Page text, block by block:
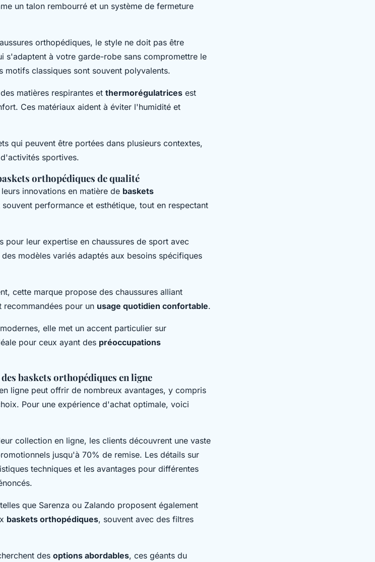
un talon rembourré et un système de fermeture
orthopédiques, le style ne doit pas être
s'adaptent à votre garde-robe sans compromettre le
motifs classiques sont souvent polyvalents.
matières respirantes et thermorégulatrices est
Ces matériaux aident à éviter l'humidité et
qui peuvent être portées dans plusieurs contextes,
sportives.
orthopédiques de qualité
innovations en matière de baskets
performance et esthétique, tout en respectant
pour leur expertise en chaussures de sport avec
modèles variés adaptés aux besoins spécifiques
cette marque propose des chaussures alliant
recommandées pour un usage quotidien confortable.
elle met un accent particulier sur
pour ceux ayant des préoccupations
baskets orthopédiques en ligne
ligne peut offrir de nombreux avantages, y compris
Pour une expérience d'achat optimale, voici
collection en ligne, les clients découvrent une vaste
jusqu'à 70% de remise. Les détails sur
techniques et les avantages pour différentes
que Sarenza ou Zalando proposent également
baskets orthopédiques, souvent avec des filtres
des options abordables, ces géants du